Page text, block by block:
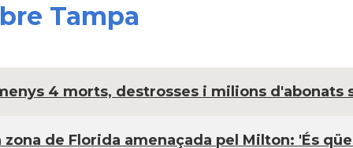
Tampa
4 morts, destrosses i milions d'abonats
de Florida amenaçada pel Milton: 'És